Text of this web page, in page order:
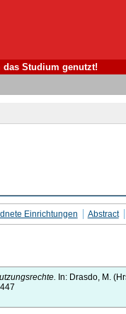
das Studium genutzt!
Einrichtungen Abstract
In: Drasdo, M.